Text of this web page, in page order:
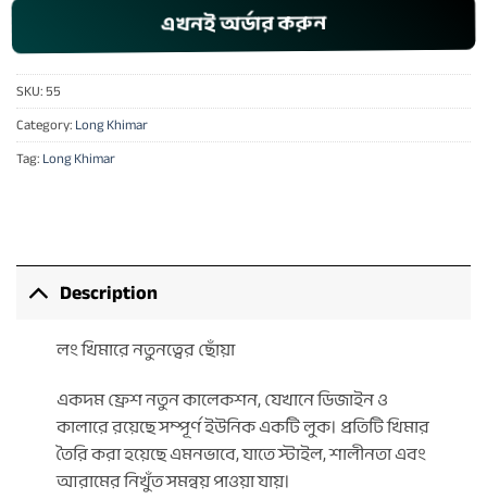
এখনই অর্ডার করুন
SKU:55
Category:Long Khimar
Tag:Long Khimar
Description
লং খিমারে নতুনত্বের ছোঁয়া
একদম ফ্রেশ নতুন কালেকশন, যেখানে ডিজাইন ও
কালারে রয়েছে সম্পূর্ণ ইউনিক একটি লুক। প্রতিটি খিমার
তৈরি করা হয়েছে এমনভাবে, যাতে স্টাইল, শালীনতা এবং
আরামের নিখুঁত সমন্বয় পাওয়া যায়।